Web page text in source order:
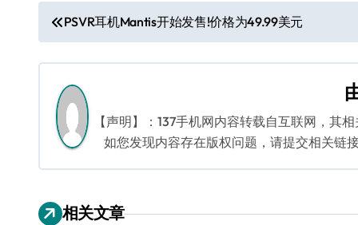
文
章
导
航
PSVR耳机Mantis开始发售!价格为49.99美元
【声明】：137手机网内容转载自互联网，其
如您发现内容存在版权问题，请提交相关链
相关文章